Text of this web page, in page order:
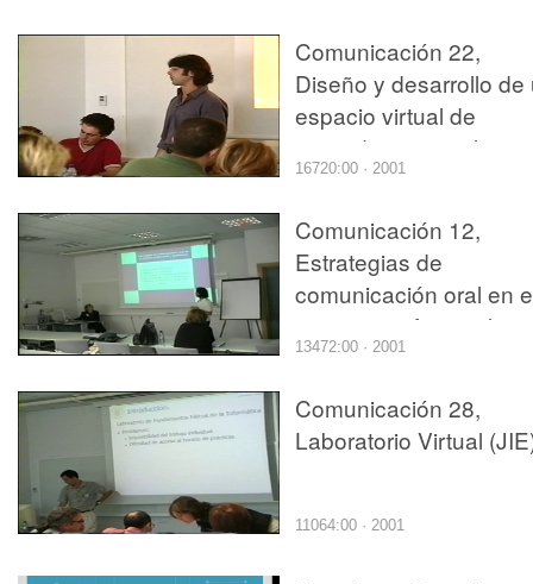
Comunicación 22,
Diseño y desarrollo de
espacio virtual de
aprendizaje para la
creación de
audiovisuales (JIE)
16720:00 · 2001
Comunicación 12,
Estrategias de
comunicación oral en
entorno profesional y
académico (JIE)
13472:00 · 2001
Comunicación 28,
Laboratorio Virtual
11064:00 · 2001